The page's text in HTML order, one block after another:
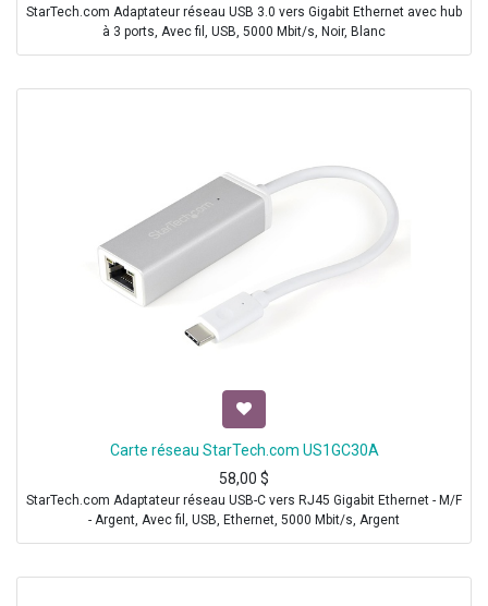
StarTech.com Adaptateur réseau USB 3.0 vers Gigabit Ethernet avec hub
à 3 ports, Avec fil, USB, 5000 Mbit/s, Noir, Blanc
Carte réseau StarTech.com US1GC30A
58,00 $
StarTech.com Adaptateur réseau USB-C vers RJ45 Gigabit Ethernet - M/F
- Argent, Avec fil, USB, Ethernet, 5000 Mbit/s, Argent